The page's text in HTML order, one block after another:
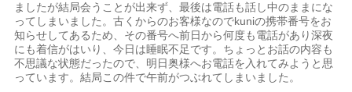
ましたが結局会うことが出来ず、最後は電話も話し中のままにな
ってしまいました。古くからのお客様なのでkuniの携帯番号をお
知らせしてあるため、その番号へ前日から何度も電話があり深夜
にも着信がはいり、今日は睡眠不足です。ちょっとお話の内容も
不思議な状態だったので、明日奥様へお電話を入れてみようと思
っています。結局この件で午前がつぶれてしまいました。